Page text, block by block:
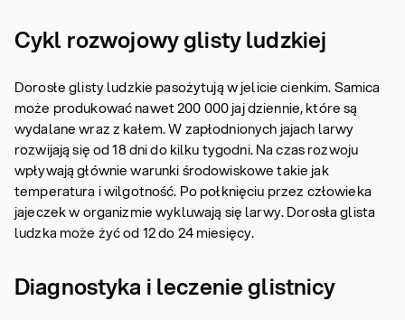
Cykl rozwojowy glisty ludzkiej
Dorosłe glisty ludzkie pasożytują w jelicie cienkim. Samica
może produkować nawet 200 000 jaj dziennie, które są
wydalane wraz z kałem. W zapłodnionych jajach larwy
rozwijają się od 18 dni do kilku tygodni. Na czas rozwoju
wpływają głównie warunki środowiskowe takie jak
temperatura i wilgotność. Po połknięciu przez człowieka
jajeczek w organizmie wykluwają się larwy. Dorosła glista
ludzka może żyć od 12 do 24 miesięcy.
Diagnostyka i leczenie glistnicy